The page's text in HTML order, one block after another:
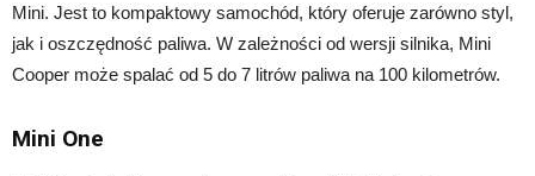
Mini. Jest to kompaktowy samochód, który oferuje zarówno styl,
jak i oszczędność paliwa. W zależności od wersji silnika, Mini
Cooper może spalać od 5 do 7 litrów paliwa na 100 kilometrów.
Mini One